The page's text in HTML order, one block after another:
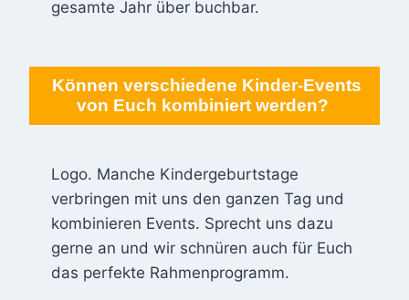
gesamte Jahr über buchbar.
Können verschiedene Kinder-Events
von Euch kombiniert werden?
Logo. Manche Kindergeburtstage
verbringen mit uns den ganzen Tag und
kombinieren Events. Sprecht uns dazu
gerne an und wir schnüren auch für Euch
das perfekte Rahmenprogramm.